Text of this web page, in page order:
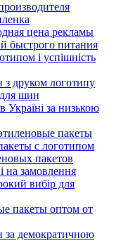
цена рекламы
быстрого питания
і успішність
з друком логотипу
шин
Україні за низькою
пакеты
с логотипом
пакетов
на замовлення
вибір для
пакеты оптом от
за демократичною